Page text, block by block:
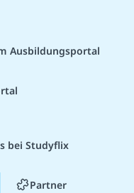
Ausbildungsportal
bei Studyflix
Partner